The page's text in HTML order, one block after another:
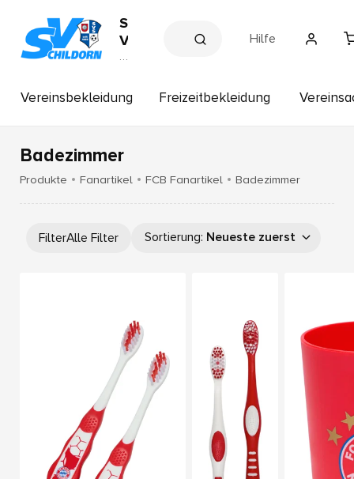
S
V
S
h
il
r
n
e
h
o
p
Hilfe
Vereinsbekleidung Freizeitbekleidung
Badezimmer
Produkte Fanartikel FCB Fanartikel Badezimmer
FilterAlle Filter Sortierung: Neueste zuerst